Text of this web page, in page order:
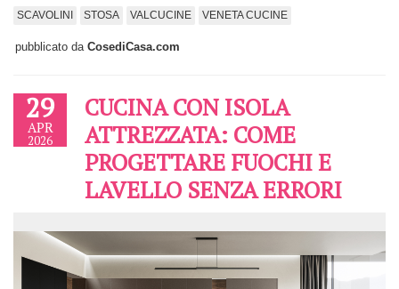
SCAVOLINI STOSA VALCUCINE VENETA CUCINE
pubblicato da CosediCasa.com
29
APR
2026
CUCINA CON ISOLA
ATTREZZATA: COME
PROGETTARE FUOCHI E
LAVELLO SENZA ERRORI